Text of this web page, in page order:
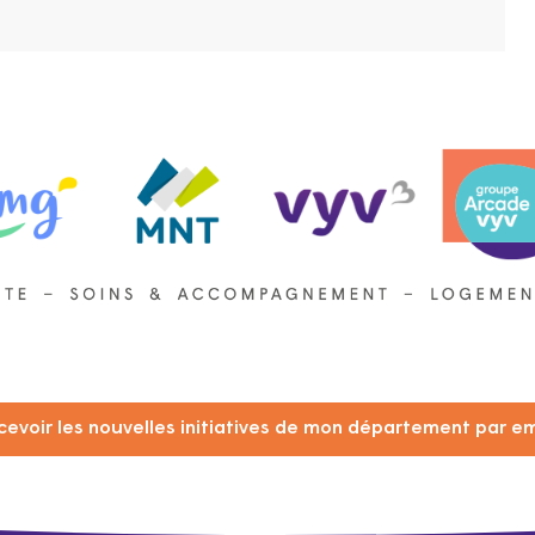
les nouvelles initiatives de mon département par